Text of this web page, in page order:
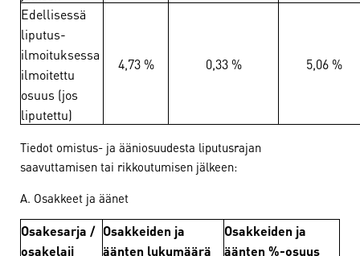
Edellisessä
liputus-
ilmoituksessa
ilmoitettu
osuus (jos
liputettu)
4,73 % 0,33 % 5,06 %
Tiedot omistus- ja ääniosuudesta liputusrajan
saavuttamisen tai rikkoutumisen jälkeen:
A. Osakkeet ja äänet
Osakesarja /
osakelaji
Osakkeiden ja
äänten lukumäärä
Osakkeiden ja
äänten %-osuus